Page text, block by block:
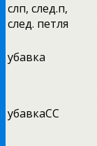
слп, след.п,
след. петля
убавка
убавкаСС